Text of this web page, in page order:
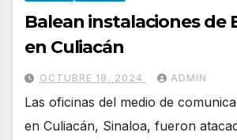
Balean instalaciones de
en Culiacán
OCTUBRE 18, 2024 ADMIN
Las oficinas del medio de
en Culiacán, Sinaloa, fueron